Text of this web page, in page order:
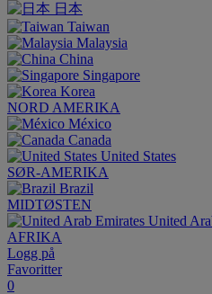
日本
Taiwan
Malaysia
China
Singapore
Korea
NORD AMERIKA
México
Canada
United States
SØR-AMERIKA
Brazil
MIDTØSTEN
United
AFRIKA
Logg på
Favoritter
0